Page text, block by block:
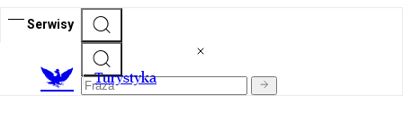
Serwisy
Turystyka